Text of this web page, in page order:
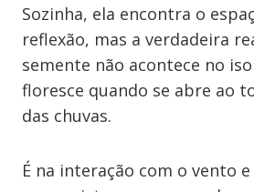
Sozinha, ela encontra o
reflexão, mas a verdadeira
semente não acontece no
floresce quando se abre ao
das chuvas.
É na interação com o vento